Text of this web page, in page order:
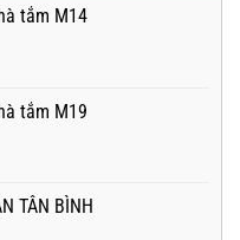
tắm M14
tắm M19
TÂN BÌNH